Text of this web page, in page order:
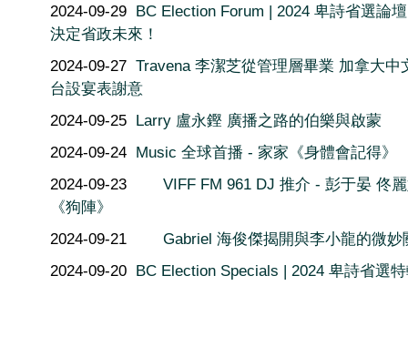
2024-09-29 BC Election Forum | 2024 卑詩省選論
決定省政未來！
2024-09-27 Travena 李潔芝從管理層畢業 加拿大中
台設宴表謝意
2024-09-25 Larry 盧永鏗 廣播之路的伯樂與啟蒙
2024-09-24 Music 全球首播 - 家家《身體會記得》
2024-09-23
VIFF FM 961 DJ 推介 - 彭于晏 佟
《狗陣》
2024-09-21
Gabriel 海俊傑揭開與李小龍的微妙
2024-09-20 BC Election Specials | 2024 卑詩省選